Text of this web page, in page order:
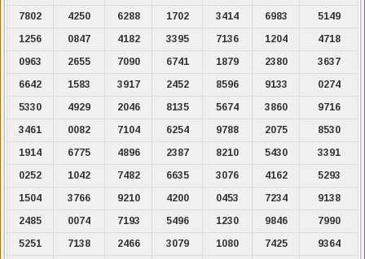
7802
4250 6288 1702 3414 6983
5149
1256
0847 4182 3395 7136 1204
4718
0963
2655 7090 6741 1879 2380
3637
6642
1583 3917 2452 8596 9133
0274
5330
4929 2046 8135 5674 3860
9716
3461
0082 7104 6254 9788 2075
8530
1914
6775 4896 2387 8210 5430
3391
0252
1042 7482 6635 3076 4162
5293
1504
3766 9210 4200 0453 7234
9138
2485
0074 7193 5496 1230 9846
7990
5251
7138 2466 3079 1080 7425
9364